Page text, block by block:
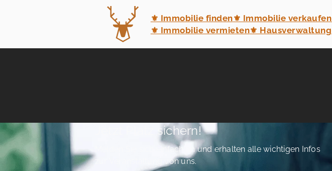
⚜ Immobilie finden⚜ Immobilie verkaufen
⚜ Immobilie vermieten⚜ Hausverwaltung
Jetzt Platz sichern!
Melden Sie sich einfach an und erhalten alle wichtigen Infos
zur Veranstaltung von uns.